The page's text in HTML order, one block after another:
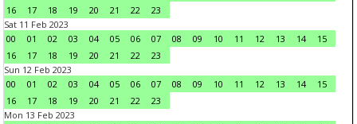
16
17 18 19 20 21 22
23
Sat 11 Feb 2023
00
01 02 03 04 05 06 07 08 09 10 11 12 13 14
15
16
17 18 19 20 21 22
23
Sun 12 Feb 2023
00
01 02 03 04 05 06 07 08 09 10 11 12 13 14
15
16
17 18 19 20 21 22
23
Mon 13 Feb 2023